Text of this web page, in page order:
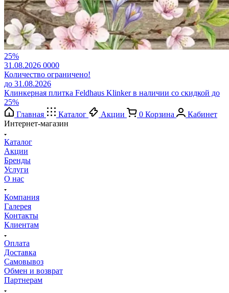
25%
31.08.2026 0000
Количество ограничено!
до 31.08.2026
Клинкерная плитка Feldhaus Klinker в наличии со скидкой до
25%
Главная
Каталог Акции 0 Корзина
Кабинет
Интернет-магазин
Каталог
Акции
Бренды
Услуги
О нас
Компания
Галерея
Контакты
Клиентам
Оплата
Доставка
Самовывоз
Обмен и возврат
Партнерам